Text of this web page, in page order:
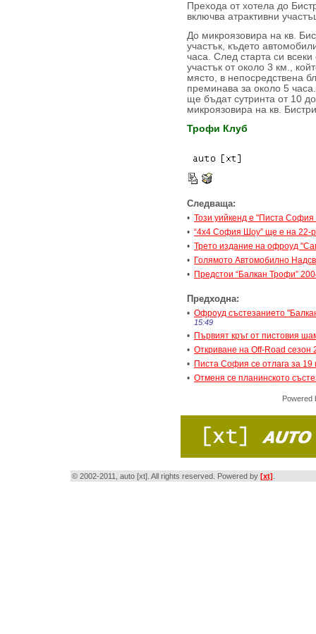
Прехода от хотела до
включва атрактивни
До микроязовира на кв.
участък, където
часа. След старта си
участък от около 3 км.,
място, в непосредствена
преминава за около 5
ще бъдат сутринта от 10
микроязовира на кв.
Трофи Клуб
Следваща:
• Този уийкенд е "Писта София
• “4x4 София Шоу” ще е на 22-
• Трето издание на офроуд
• Голямото Автомобилно
• Предстои “Балкан Трофи”
Предходна:
• Офроуд състезанието
15:49
• Първият кръг от пистовия
• Откриване на Off-Road сезон
• Писта София се отлага за 19
• Отменя се планинското
Powered
© 2002-2011, auto [xt]. All rights reserved. Powered by [xt]